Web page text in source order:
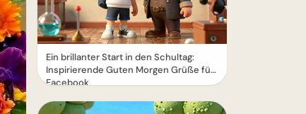
Ein brillanter Start in den Schultag:
Inspirierende Guten Morgen Grüße für
Facebook